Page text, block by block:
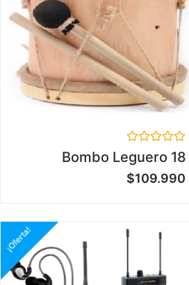
en
0
de
Bombo Leguero
$109.990
¡Oferta!